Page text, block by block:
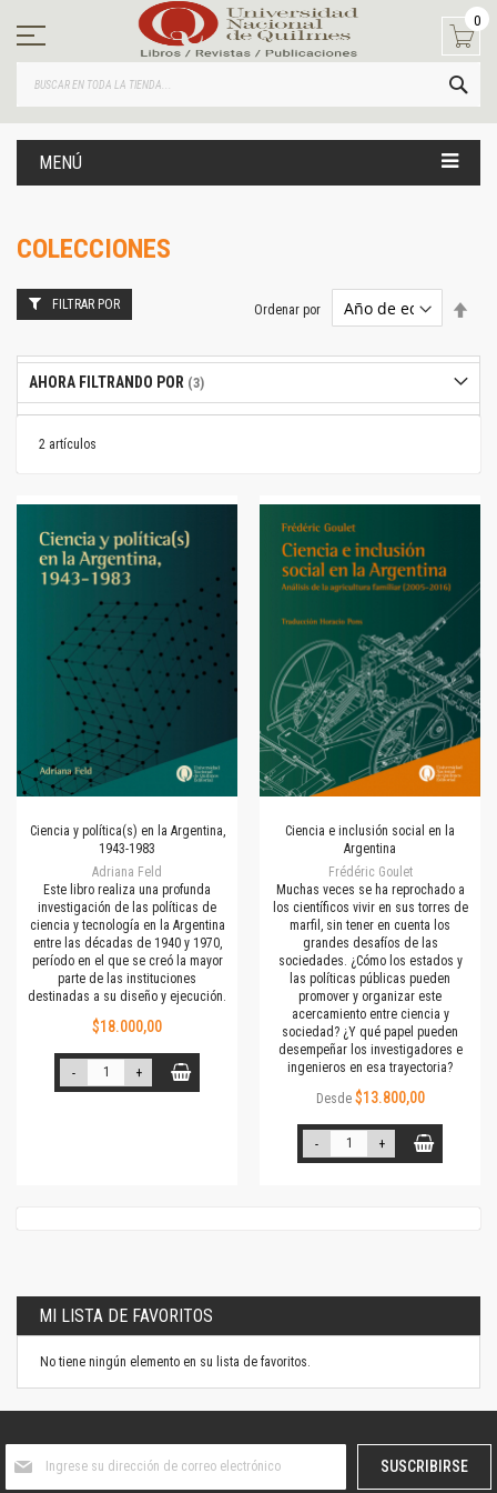
contenido
0
MENÚ
COLECCIONES
2 artículos
Ordenar por
Ciencia y política(s) en la Argentina,
1943-1983
Adriana Feld
Este libro realiza una profunda
investigación de las políticas de
ciencia y tecnología en la Argentina
entre las décadas de 1940 y 1970,
período en el que se creó la mayor
parte de las instituciones
destinadas a su diseño y ejecución.
$18.000,00
- +
Ciencia e inclusión social en la
Argentina
Frédéric Goulet
Muchas veces se ha reprochado a
los científicos vivir en sus torres de
marfil, sin tener en cuenta los
grandes desafíos de las
sociedades. ¿Cómo los estados y
las políticas públicas pueden
promover y organizar este
acercamiento entre ciencia y
sociedad? ¿Y qué papel pueden
desempeñar los investigadores e
ingenieros en esa trayectoria?
Desde $13.800,00
- +
FILTRAR POR
AHORA FILTRANDO POR
MI LISTA DE FAVORITOS
No tiene ningún elemento en su lista de favoritos.
boletín
SUSCRIBIRSE